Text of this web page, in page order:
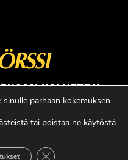
KALUSTON
2017. All Rights Reserved.
parhaan kokemuksen
tai poistaa ne käytöstä
Sulje evästebanneri